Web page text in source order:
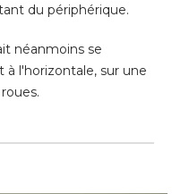
du périphérique.
néanmoins se
l'horizontale, sur une